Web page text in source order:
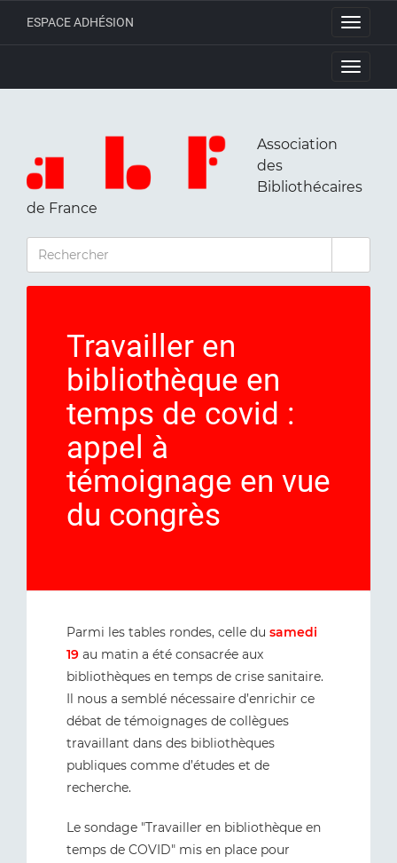
Toggle
ESPACE ADHÉSION
Toggle
Association
des
Bibliothécaires
de France
RECHERCHER
Travailler en
bibliothèque en
temps de covid :
appel à
témoignage en vue
du congrès
Parmi les tables rondes, celle du samedi
19 au matin a été consacrée aux
bibliothèques en temps de crise sanitaire.
Il nous a semblé nécessaire d’enrichir ce
débat de témoignages de collègues
travaillant dans des bibliothèques
publiques comme d’études et de
recherche.
Le sondage "Travailler en bibliothèque en
temps de COVID" mis en place pour